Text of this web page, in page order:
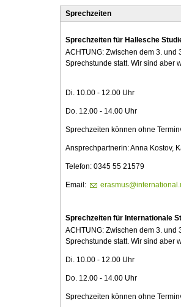
Sprechzeiten
Sprechzeiten für Hallesche
ACHTUNG: Zwischen dem 3. und
Sprechstunde statt. Wir sind aber
Di. 10.00 - 12.00 Uhr
Do. 12.00 - 14.00 Uhr
Sprechzeiten können ohne
Ansprechpartnerin: Anna Kostov,
Telefon: 0345 55 21579
Email:
Sprechzeiten für Internationale
ACHTUNG: Zwischen dem 3. und
Sprechstunde statt. Wir sind aber
Di. 10.00 - 12.00 Uhr
Do. 12.00 - 14.00 Uhr
Sprechzeiten können ohne